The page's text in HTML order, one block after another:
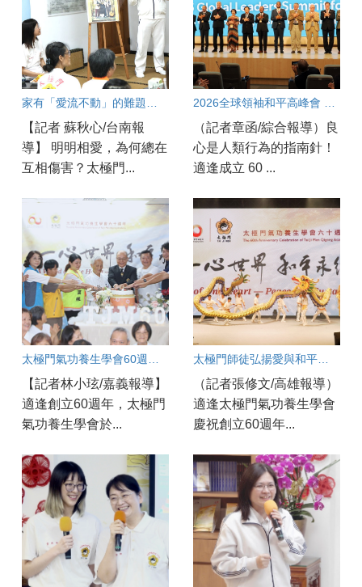
【記者 蘇秋心/台南報
導】 明明相愛，為何總在
互相傷害？太極門...
（記者章函/綜合報導）良
心是人類行為的指南針！
適逢成立 60 ...
【記者林小玹/嘉義報導】
適逢創立60週年，太極門
氣功養生學會於...
（記者張修文/高雄報導）
適逢太極門氣功養生學會
慶祝創立60週年...